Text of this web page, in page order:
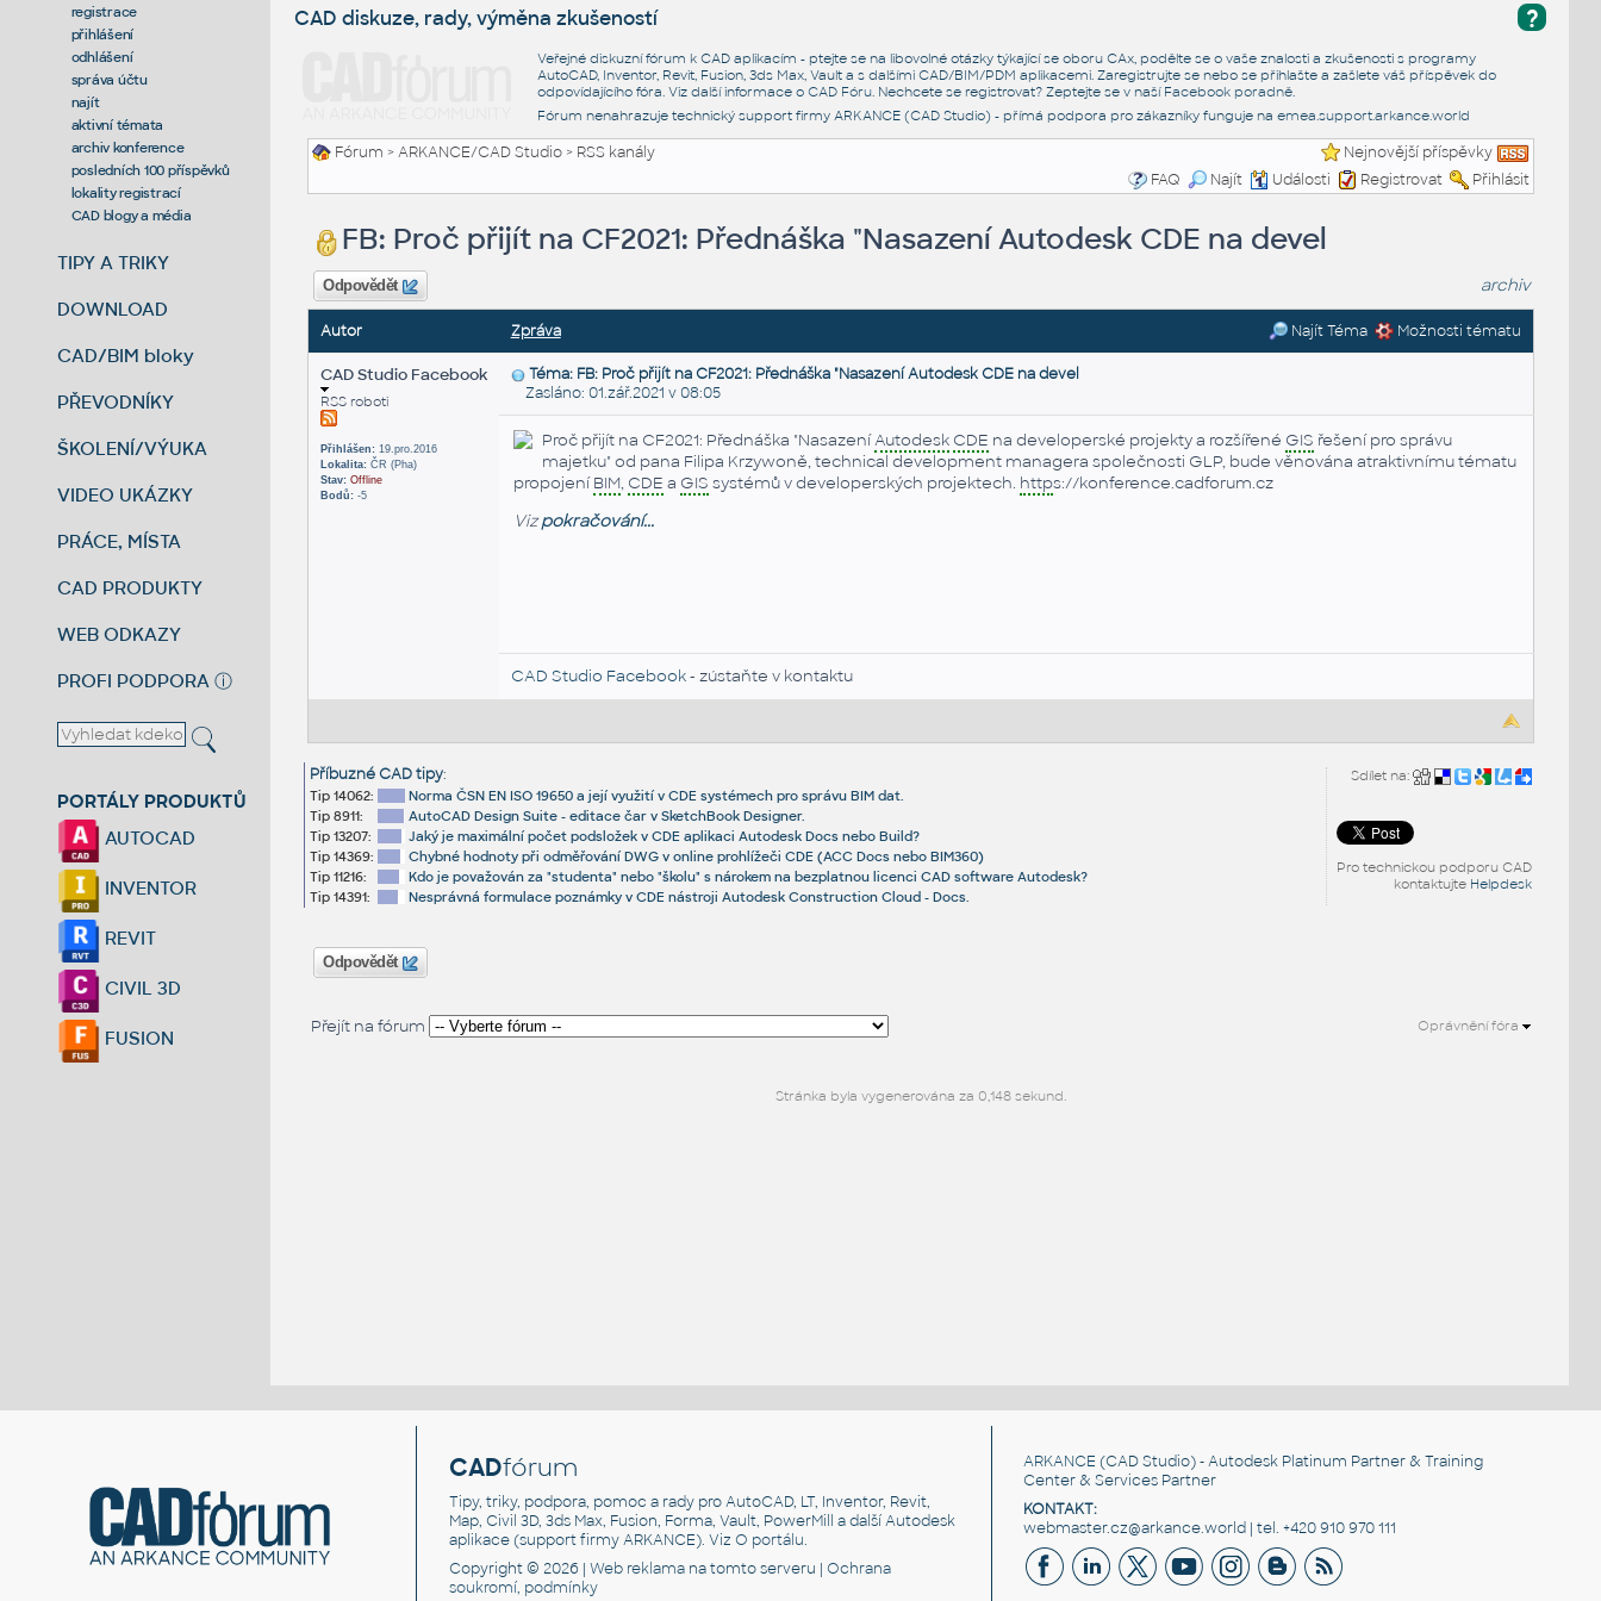
registrace
přihlášení
odhlášení
správa účtu
najít
aktivní témata
archiv konference
posledních 100 příspěvků
lokality registrací
CAD blogy a média
TIPY A TRIKY
DOWNLOAD
CAD/BIM bloky
PŘEVODNÍKY
ŠKOLENÍ/VÝUKA
VIDEO UKÁZKY
PRÁCE, MÍSTA
CAD PRODUKTY
WEB ODKAZY
PROFI PODPORA ⓘ
PORTÁLY PRODUKTŮ
AUTOCAD
INVENTOR
REVIT
CIVIL 3D
FUSION
?
CAD diskuze, rady, výměna zkušeností
Veřejné diskuzní fórum k CAD aplikacím - ptejte se na libovolné otázky týkající se oboru CAx, podělte se o vaše znalosti a zkušenosti s programy
AutoCAD, Inventor, Revit, Fusion, 3ds Max, Vault a s dalšími CAD/BIM/PDM aplikacemi. Zaregistrujte se nebo se přihlašte a zašlete váš příspěvek do
odpovídajícího fóra. Viz další informace o CAD Fóru. Nechcete se registrovat? Zeptejte se v naší Facebook poradně.
Fórum nenahrazuje technický support firmy ARKANCE (CAD Studio) - přímá podpora pro zákazníky funguje na emea.support.arkance.world
Fórum >ARKANCE/CAD Studio> RSS kanály
Nejnovější příspěvky
FAQ
Najít Události Registrovat Přihlásit
FB: Proč přijít na CF2021: Přednáška "Nasazení Autodesk CDE na devel
Odpovědět archiv
Autor Zpráva Najít Téma Možnosti tématu
CAD Studio Facebook
RSS roboti
Přihlášen:19.pro.2016
Lokalita:ČR (Pha)
Stav: Offline
Bodů:-5
Téma: FB: Proč přijít na CF2021: Přednáška "Nasazení Autodesk CDE na devel
Zasláno: 01.zář.2021 v 08:05
Proč přijít na CF2021: Přednáška "NasazeníAutodesk CDE na developerské projekty a rozšířené GIS řešení pro správu
majetku" od pana Filipa Krzywoně, technical development managera společnosti GLP, bude věnována atraktivnímu tématu
propojeníBIM, CDE a GIS systémů v developerských projektech. https://konference.cadforum.cz
Vizpokračování...
CAD Studio Facebook- zústaňte v kontaktu
Sdílet na:
Pro technickou podporu CAD
kontaktujte Helpdesk
Příbuzné CAD tipy:
Tip 14062:
Norma ČSN EN ISO 19650 a její využití v CDE systémech pro správu BIM dat.
Tip 8911:
AutoCAD Design Suite - editace čar v SketchBook Designer.
Tip 13207:
Jaký je maximální počet podsložek v CDE aplikaci Autodesk Docs nebo Build?
Tip 14369:
Chybné hodnoty při odměřování DWG v online prohlížeči CDE (ACC Docs nebo BIM360)
Tip 11216:
Kdo je považován za "studenta" nebo "školu" s nárokem na bezplatnou licenci CAD software Autodesk?
Tip 14391:
Nesprávná formulace poznámky v CDE nástroji Autodesk Construction Cloud - Docs.
Odpovědět
Přejít na fórum Oprávnění fóra
Stránka byla vygenerována za 0,148 sekund.
CADfórum
Tipy, triky, podpora, pomoc a rady pro AutoCAD, LT, Inventor, Revit,
Map, Civil 3D, 3ds Max, Fusion, Forma, Vault, PowerMill a další Autodesk
aplikace (support firmy ARKANCE). VizO portálu.
Copyright © 2026 |Web reklama na tomto serveru |Ochrana
soukromí, podmínky
ARKANCE (CAD Studio) - Autodesk Platinum Partner & Training
Center & Services Partner
KONTAKT:
webmaster.cz@arkance.world | tel. +420 910 970 111